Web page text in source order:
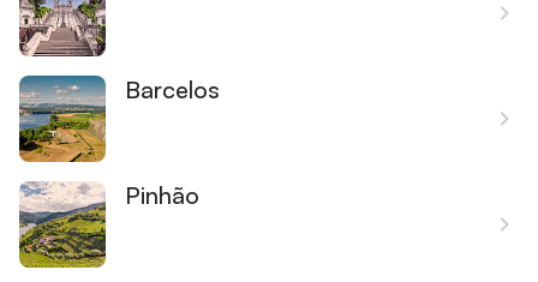
Barcelos
Pinhão